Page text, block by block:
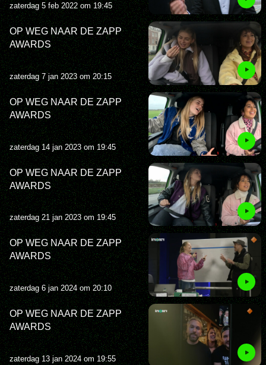
zaterdag 5 feb 2022 om 19:45
OP WEG NAAR DE ZAPP
AWARDS
zaterdag 7 jan 2023 om 20:15
OP WEG NAAR DE ZAPP
AWARDS
zaterdag 14 jan 2023 om 19:45
OP WEG NAAR DE ZAPP
AWARDS
zaterdag 21 jan 2023 om 19:45
OP WEG NAAR DE ZAPP
AWARDS
zaterdag 6 jan 2024 om 20:10
OP WEG NAAR DE ZAPP
AWARDS
zaterdag 13 jan 2024 om 19:55